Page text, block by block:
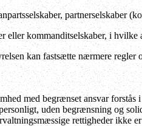
partnerselskaber
eller kommanditselskaber, i
kan fastsætte nærmere regler
med begrænset ansvar forstås
uden begrænsning og
rettigheder ikke